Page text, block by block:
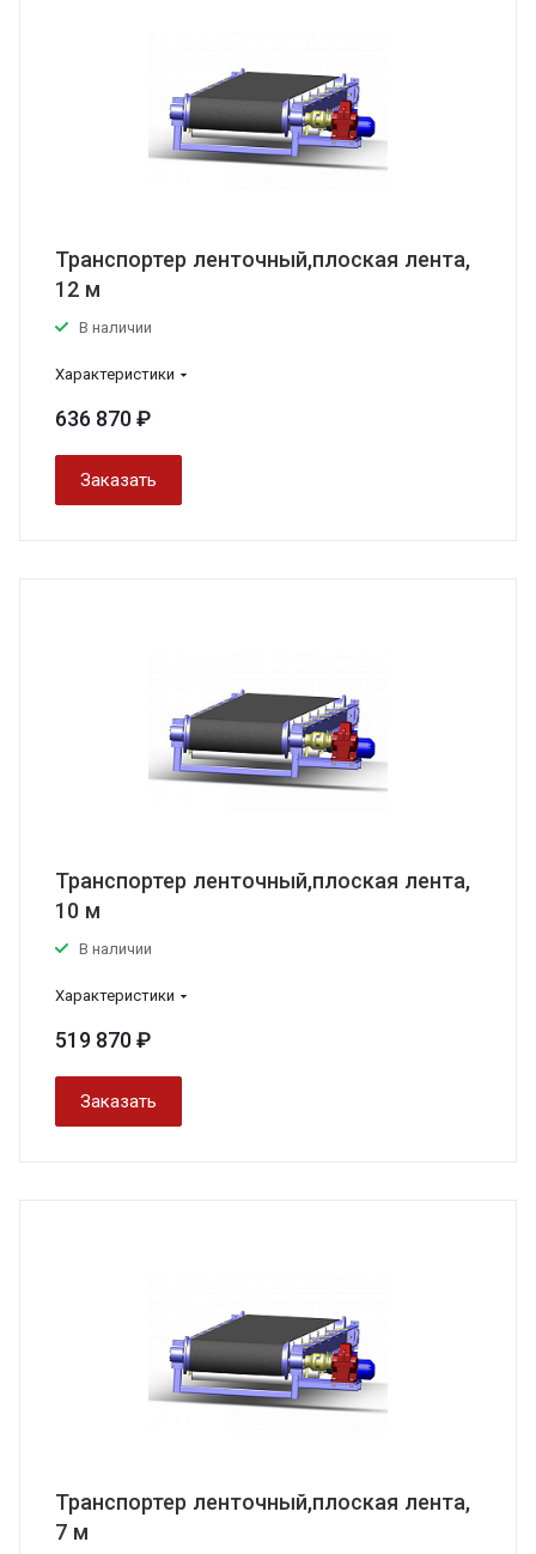
Транспортер ленточный,плоская лента,
12 м
В наличии
Характеристики
636 870 ₽
Заказать
Транспортер ленточный,плоская лента,
10 м
В наличии
Характеристики
519 870 ₽
Заказать
Транспортер ленточный,плоская лента,
7 м